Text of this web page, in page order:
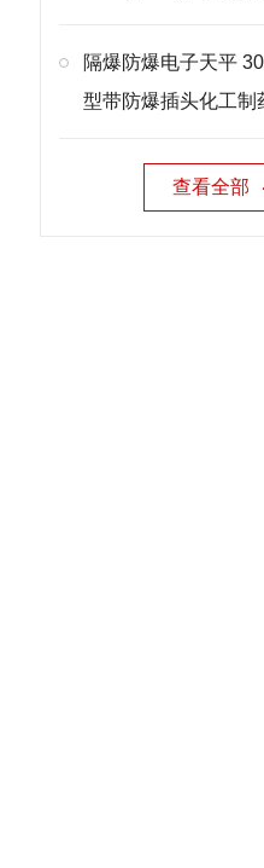
隔爆防爆电子天平
型带防爆插头化工制
查看全部